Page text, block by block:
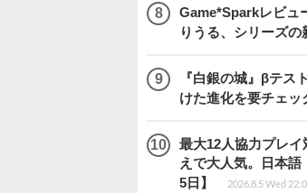
Game*Sparkレビュ
りうる、シリーズの
『白銀の城』βテス
けた進化を要チェッ
最大12人協力プレ
えで大人気。日本
5日】
2026.8.5 Wed